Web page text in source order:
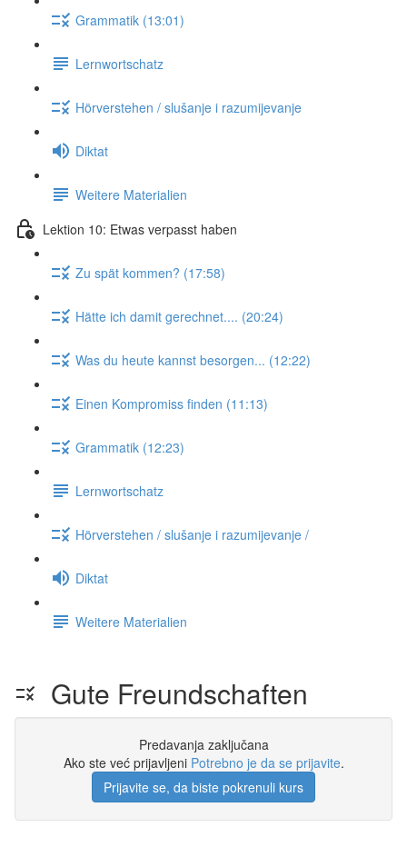
Grammatik (13:01)
Lernwortschatz
Hörverstehen / slušanje i razumijevanje
Diktat
Weitere Materialien
Lektion 10: Etwas verpasst haben
Zu spät kommen? (17:58)
Hätte ich damit gerechnet.... (20:24)
Was du heute kannst besorgen... (12:22)
Einen Kompromiss finden (11:13)
Grammatik (12:23)
Lernwortschatz
Hörverstehen / slušanje i razumijevanje /
Diktat
Weitere Materialien
Gute Freundschaften
Predavanja zaključana
Ako ste već prijavljeni Potrebno je da se prijavite.
Prijavite se, da biste pokrenuli kurs